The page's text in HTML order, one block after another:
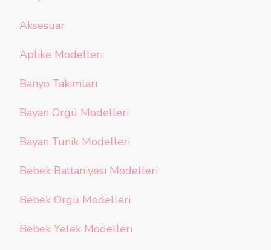
Aksesuar
Aplike Modelleri
Banyo Takımları
Bayan Örgü Modelleri
Bayan Tunik Modelleri
Bebek Battaniyesi Modelleri
Bebek Örgü Modelleri
Bebek Yelek Modelleri